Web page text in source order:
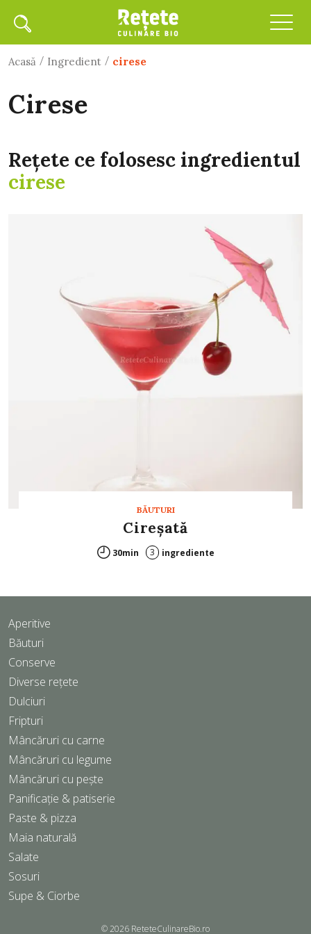
Acasă / Ingredient / cirese
cirese
Rețete ce folosesc ingredientul
cirese
BĂUTURI
Cireşată
30min 3 ingrediente
Aperitive
Băuturi
Conserve
Diverse rețete
Dulciuri
Fripturi
Mâncăruri cu carne
Mâncăruri cu legume
Mâncăruri cu pește
Panificație & patiserie
Paste & pizza
Maia naturală
Salate
Sosuri
Supe & Ciorbe
© 2026 ReteteCulinareBio.ro